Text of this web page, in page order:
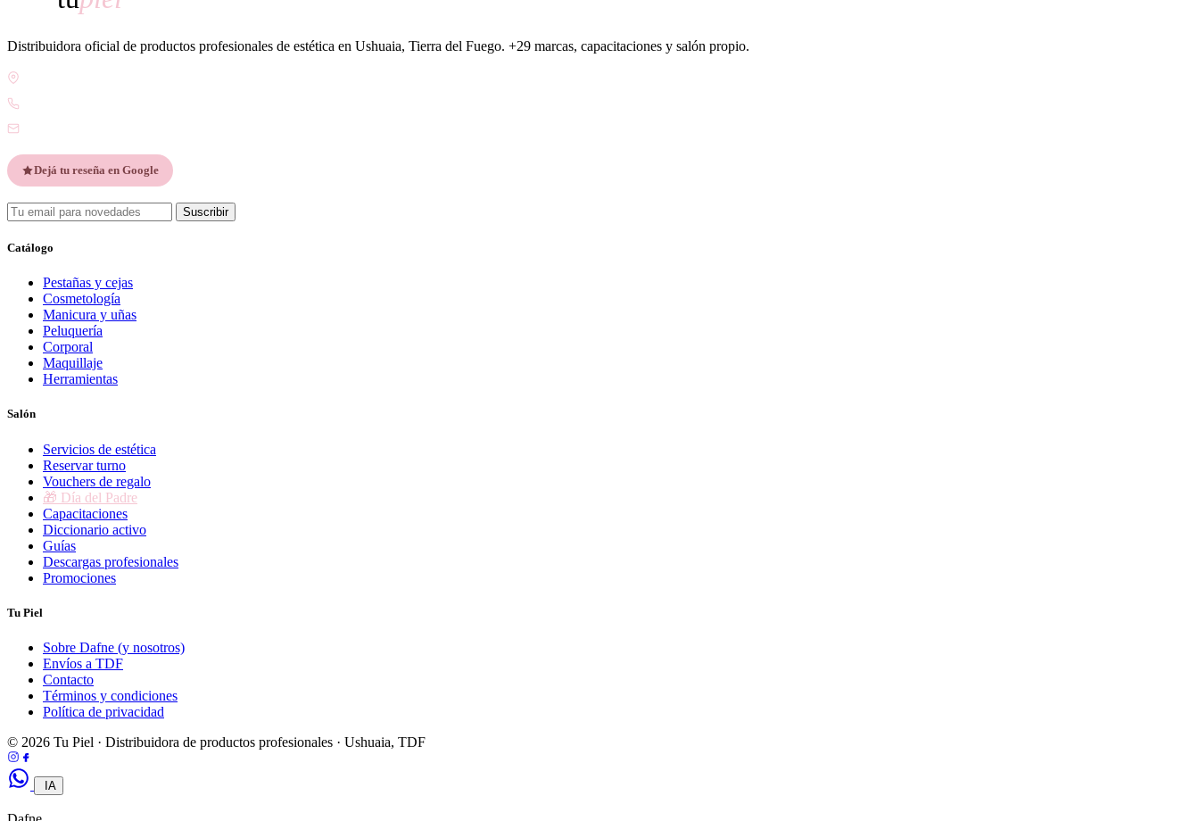
Distribuidora oficial de productos profesionales de estética en Ushuaia, Tierra del Fuego. +29 marcas, capacitaciones y salón propio.
Dejá tu reseña en Google
Suscribir
Catálogo
Pestañas y cejas
Cosmetología
Manicura y uñas
Peluquería
Corporal
Maquillaje
Herramientas
Salón
Servicios de estética
Reservar turno
Vouchers de regalo
🎁 Día del Padre
Capacitaciones
Diccionario activo
Guías
Descargas profesionales
Promociones
Tu Piel
Sobre Dafne (y nosotros)
Envíos a TDF
Contacto
Términos y condiciones
Política de privacidad
© 2026 Tu Piel · Distribuidora de productos profesionales · Ushuaia, TDF
IA